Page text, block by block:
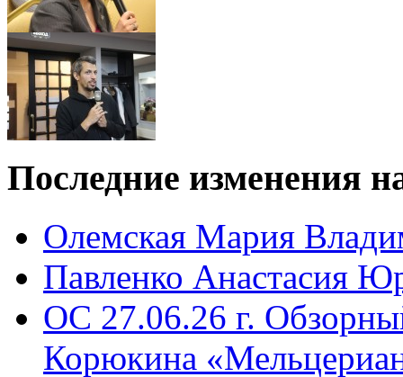
Последние изменения
Олемская Мария
Павленко Анастасия
ОС 27.06.26 г.
Корюкина